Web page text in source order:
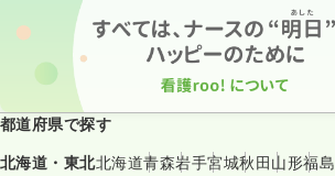
都道府県で探す
北海道・東北北海道青森岩手宮城秋田山形福島